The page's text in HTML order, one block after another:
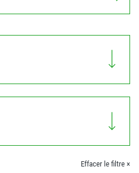
Effacer le filtre ×